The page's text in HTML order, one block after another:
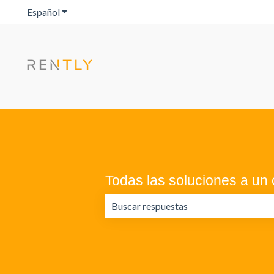
EspañolTraducciones de Mostrar submenú de
Todas las soluciones a un